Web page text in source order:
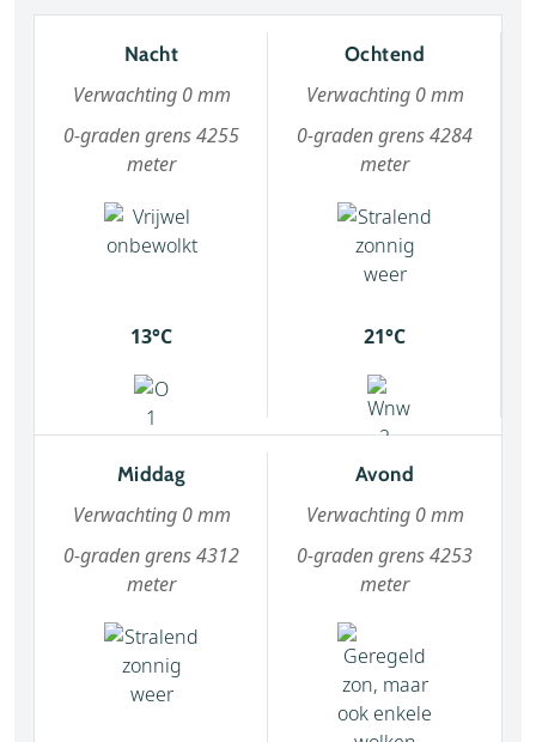
Nacht
Verwachting 0 mm
0-graden grens 4255
meter
13°C
Ochtend
Verwachting 0 mm
0-graden grens 4284
meter
21°C
Middag
Verwachting 0 mm
0-graden grens 4312
meter
Avond
Verwachting 0 mm
0-graden grens 4253
meter